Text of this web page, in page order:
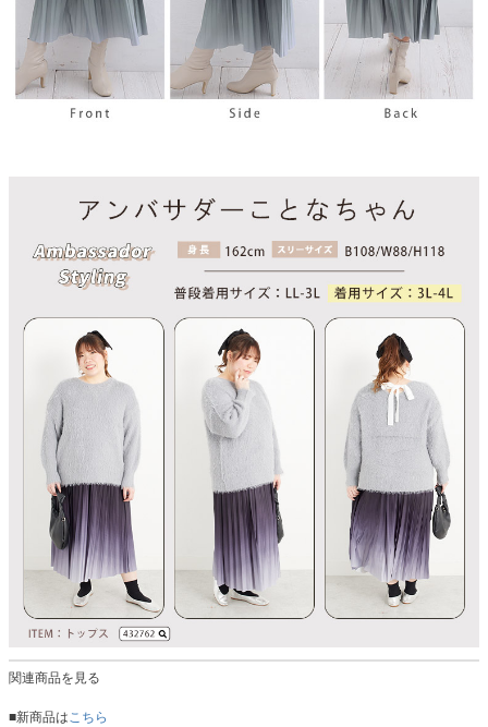
関連商品を見る
■新商品はこちら